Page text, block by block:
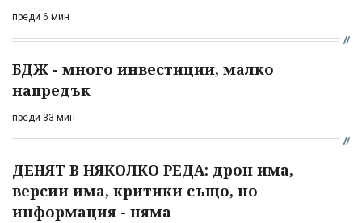
преди 6 мин
БДЖ - много инвестиции, малко
напредък
преди 33 мин
ДЕНЯТ В НЯКОЛКО РЕДА: дрон има,
версии има, критики също, но
информация - няма